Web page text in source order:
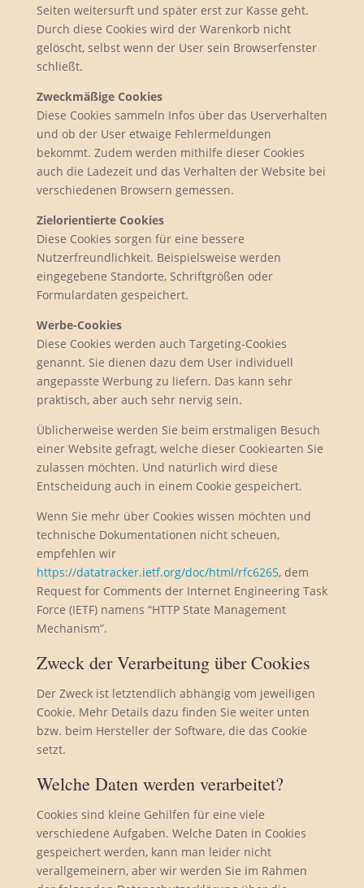
Seiten weitersurft und später erst zur Kasse geht.
Durch diese Cookies wird der Warenkorb nicht
gelöscht, selbst wenn der User sein Browserfenster
schließt.
Zweckmäßige Cookies
Diese Cookies sammeln Infos über das Userverhalten
und ob der User etwaige Fehlermeldungen
bekommt. Zudem werden mithilfe dieser Cookies
auch die Ladezeit und das Verhalten der Website bei
verschiedenen Browsern gemessen.
Zielorientierte Cookies
Diese Cookies sorgen für eine bessere
Nutzerfreundlichkeit. Beispielsweise werden
eingegebene Standorte, Schriftgrößen oder
Formulardaten gespeichert.
Werbe-Cookies
Diese Cookies werden auch Targeting-Cookies
genannt. Sie dienen dazu dem User individuell
angepasste Werbung zu liefern. Das kann sehr
praktisch, aber auch sehr nervig sein.
Üblicherweise werden Sie beim erstmaligen Besuch
einer Website gefragt, welche dieser Cookiearten Sie
zulassen möchten. Und natürlich wird diese
Entscheidung auch in einem Cookie gespeichert.
Wenn Sie mehr über Cookies wissen möchten und
technische Dokumentationen nicht scheuen,
empfehlen wir
https://datatracker.ietf.org/doc/html/rfc6265, dem
Request for Comments der Internet Engineering Task
Force (IETF) namens “HTTP State Management
Mechanism”.
Zweck der Verarbeitung über Cookies
Der Zweck ist letztendlich abhängig vom jeweiligen
Cookie. Mehr Details dazu finden Sie weiter unten
bzw. beim Hersteller der Software, die das Cookie
setzt.
Welche Daten werden verarbeitet?
Cookies sind kleine Gehilfen für eine viele
verschiedene Aufgaben. Welche Daten in Cookies
gespeichert werden, kann man leider nicht
verallgemeinern, aber wir werden Sie im Rahmen